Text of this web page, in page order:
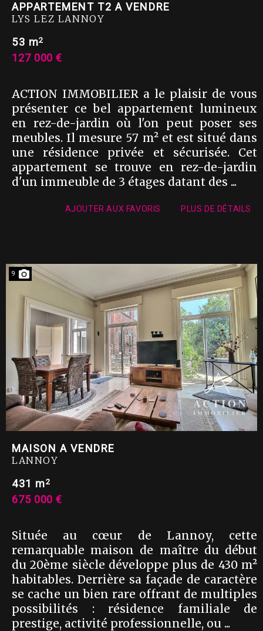
APPARTEMENT T2 A VENDRE
LYS LEZ LANNOY
53 m2
127 000 €
ACTION IMMOBILIER a le plaisir de vous
présenter ce bel appartement lumineux
en rez-de-jardin où l'on peut poser ses
meubles. Il mesure 57 m² et est situé dans
une résidence privée et sécurisée. Cet
appartement se trouve en rez-de-jardin
d'un immeuble de 3 étages datant des ...
AJOUTER AUX FAVORIS PLUS DE DÉTAILS
9
MAISON A VENDRE
LANNOY
431 m2
675 000 €
Située au cœur de Lannoy, cette
remarquable maison de maître du début
du 20ème siècle développe plus de 430 m²
habitables. Derrière sa façade de caractère
se cache un bien rare offrant de multiples
possibilités : résidence familiale de
prestige, activité professionnelle, ou ...